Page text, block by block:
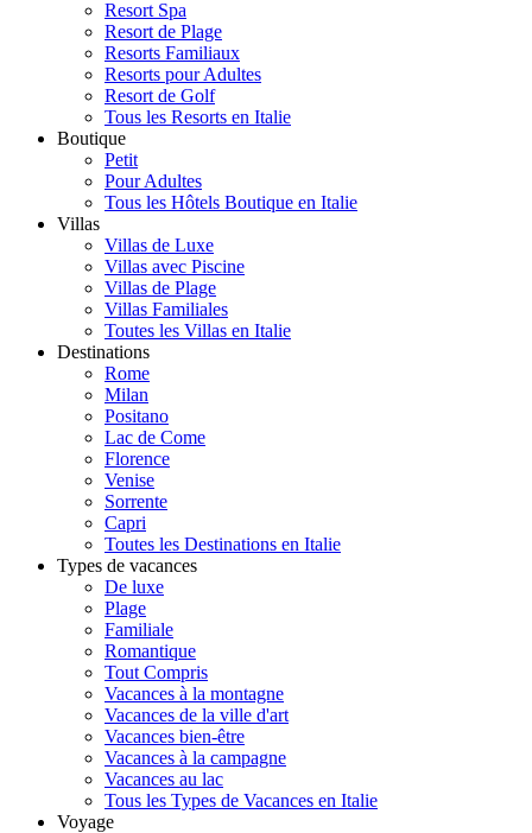
Resort Spa
Resort de Plage
Resorts Familiaux
Resorts pour Adultes
Resort de Golf
Tous les Resorts en Italie
Boutique
Petit
Pour Adultes
Tous les Hôtels Boutique en Italie
Villas
Villas de Luxe
Villas avec Piscine
Villas de Plage
Villas Familiales
Toutes les Villas en Italie
Destinations
Rome
Milan
Positano
Lac de Come
Florence
Venise
Sorrente
Capri
Toutes les Destinations en Italie
Types de vacances
De luxe
Plage
Familiale
Romantique
Tout Compris
Vacances à la montagne
Vacances de la ville d'art
Vacances bien-être
Vacances à la campagne
Vacances au lac
Tous les Types de Vacances en Italie
Voyage